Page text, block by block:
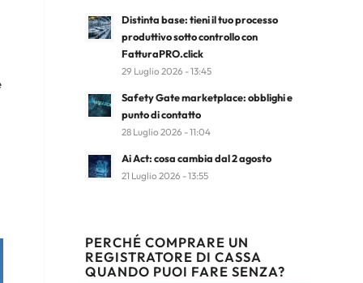
Distinta base: tieni il tuo processo
produttivo sotto controllo con
FatturaPRO.click
29 Luglio 2026 - 13:45
Safety Gate marketplace: obblighi e
punto di contatto
28 Luglio 2026 - 11:04
Ai Act: cosa cambia dal 2 agosto
21 Luglio 2026 - 13:55
PERCHÉ COMPRARE UN
REGISTRATORE DI CASSA
QUANDO PUOI FARE SENZA?